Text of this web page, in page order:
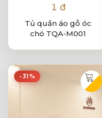
1 đ
Tủ quần áo gỗ óc
chó TQA-M001
-31%